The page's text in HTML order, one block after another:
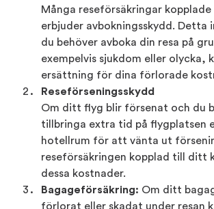
Många reseförsäkringar
erbjuder avbokningsskydd. Detta
du behöver avboka din resa på
exempelvis sjukdom eller olycka,
ersättning för dina förlorade
Reseförseningsskydd
Om ditt flyg blir försenat och du
tillbringa extra tid på flygplatsen
hotellrum för att vänta ut
reseförsäkringen kopplad till ditt
dessa kostnader.
Bagageförsäkring: Om ditt
förlorat eller skadat under resan